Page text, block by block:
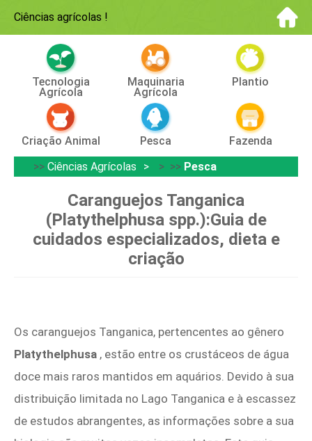
Ciências agrícolas !
Tecnologia
Agrícola
Maquinaria
Agrícola
Plantio
Criação Animal Pesca
Fazenda
>> Ciências Agrícolas > >> Pesca
Caranguejos Tanganica
(Platythelphusa spp.):Guia de
cuidados especializados, dieta e
criação
Os caranguejos Tanganica, pertencentes ao gênero
Platythelphusa , estão entre os crustáceos de água
doce mais raros mantidos em aquários. Devido à sua
distribuição limitada no Lago Tanganica e à escassez
de estudos abrangentes, as informações sobre a sua